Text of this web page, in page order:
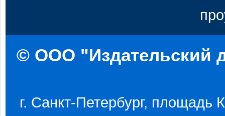
© ООО "Издательский
г. Санкт-Петербург, площадь